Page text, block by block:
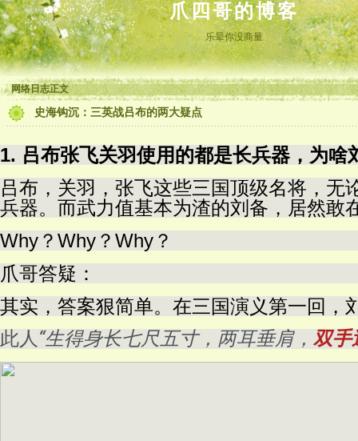
爪四哥的博客
乐晕你没商量
网络日志正文
史海钩沉：三英战吕布的两大疑点
1. 吕布张飞关羽使用的都是长兵器，为啥
吕布，关羽，张飞这些三国顶级名将，
兵器。而武力值基本为渣的刘备，居然敢
Why？Why？Why？
爪哥答疑：
其实，答案狠简单。在三国演义第一回，
此人 “生得身长七尺五寸，两耳垂肩， 双手